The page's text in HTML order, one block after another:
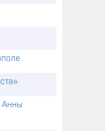
Анны